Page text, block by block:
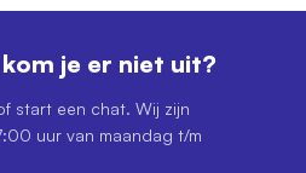
je er niet uit?
start een chat. Wij zijn
uur van maandag t/m